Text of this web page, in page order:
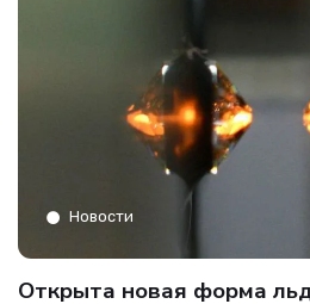
Новости
Открыта новая форма